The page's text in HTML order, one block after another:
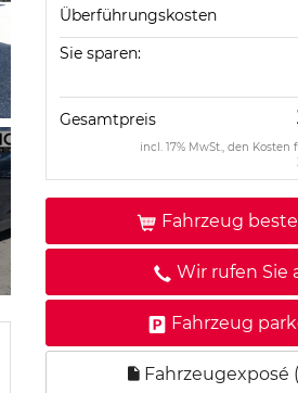
Überführungskosten
Sie sparen:
Gesamtpreis
incl. 17% MwSt., den
Fahrzeug
Wir rufen Sie
Fahrzeug
Fahrzeugexposé